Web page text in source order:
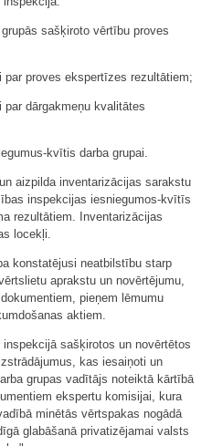
sašķiroto vērtību proves
proves ekspertīzes rezultātiem;
dārgakmeņu kvalitātes
kvītis darba grupai.
aizpilda inventarizācijas sarakstu
inspekcijas iesniegumos-kvītīs
rezultātiem. Inventarizācijas
locekļi.
konstatējusi neatbilstību starp
aprakstu un novērtējumu,
pieņem lēmumu
aktiem.
sašķirotos un novērtētos
kas iesaiņoti un
grupas vadītājs noteiktā kārtībā
ekspertu komisijai, kura
minētās vērtspakas nogādā
glabāšanā privatizējamai valsts